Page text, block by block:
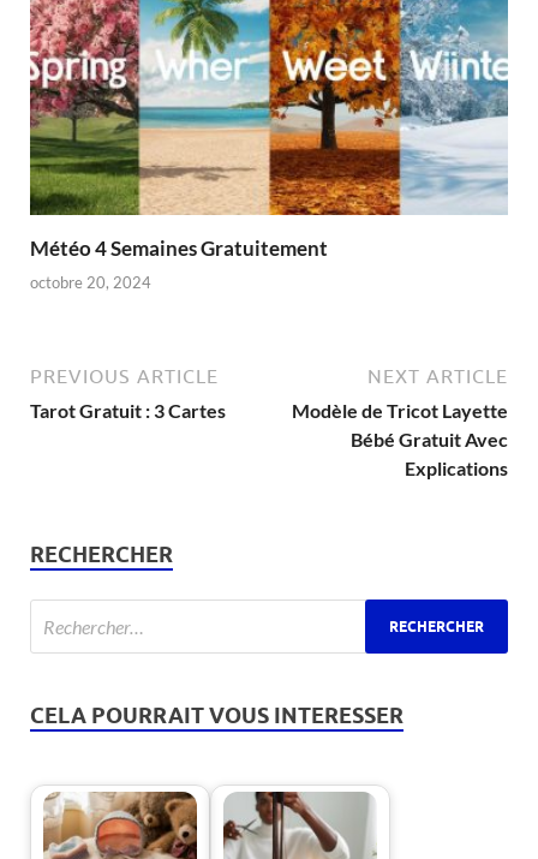
Météo 4 Semaines Gratuitement
octobre 20, 2024
PREVIOUS ARTICLE
Tarot Gratuit : 3 Cartes
NEXT ARTICLE
Modèle de Tricot Layette
Bébé Gratuit Avec
Explications
RECHERCHER
CELA POURRAIT VOUS INTERESSER